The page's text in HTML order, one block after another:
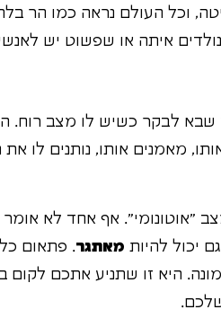
וכל העולם נראה כמו הר
איתה או שפשוט יש
שבא לבקר כשיש לו מצב רוח.
מאמנים אותו, נותנים לו
"אוטונומי". אף אחד לא
יכול להיות מאתגר. פתאום
היא זו שתניע אתכם לקום